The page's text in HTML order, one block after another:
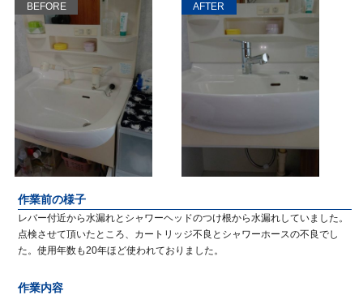
BEFORE AFTER
作業前の様子
レバー付近から水漏れとシャワーヘッドのつけ根から水漏れしていました。
点検させて頂いたところ、カートリッジ不良とシャワーホースの不良でし
た。使用年数も20年ほど使われておりました。
作業内容